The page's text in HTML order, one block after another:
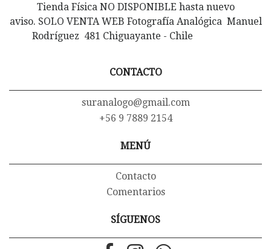
Tienda Física NO DISPONIBLE hasta nuevo
aviso. SOLO VENTA WEB Fotografía Analógica Manuel
Rodríguez 481 Chiguayante - Chile
CONTACTO
suranalogo@gmail.com
+56 9 7889 2154
MENÚ
Contacto
Comentarios
SÍGUENOS